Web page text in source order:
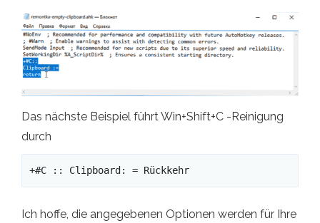
Das nächste Beispiel führt Win+Shift+C -Reinigung
durch
+#C :: Clipboard: = Rückkehr
Ich hoffe, die angegebenen Optionen werden für Ihre